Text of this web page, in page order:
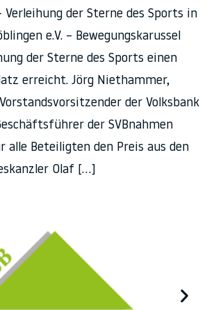
Verleihung der Sterne des Sports in
e.V. – Bewegungskarussel
der Sterne des Sports einen
erreicht. Jörg Niethammer,
der Volksbank
der SVBnahmen
Beteiligten den Preis aus den
Olaf […]